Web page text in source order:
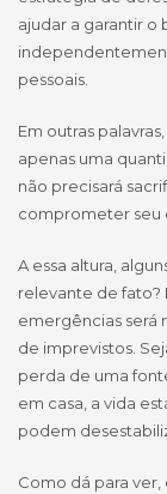
ajudar a garantir o
pessoais.
Em outras
apenas uma
não precisará
comprometer seu
A essa altura,
relevante de fato?
emergências será
de imprevistos.
perda de uma
em casa, a vida
podem
Como dá para